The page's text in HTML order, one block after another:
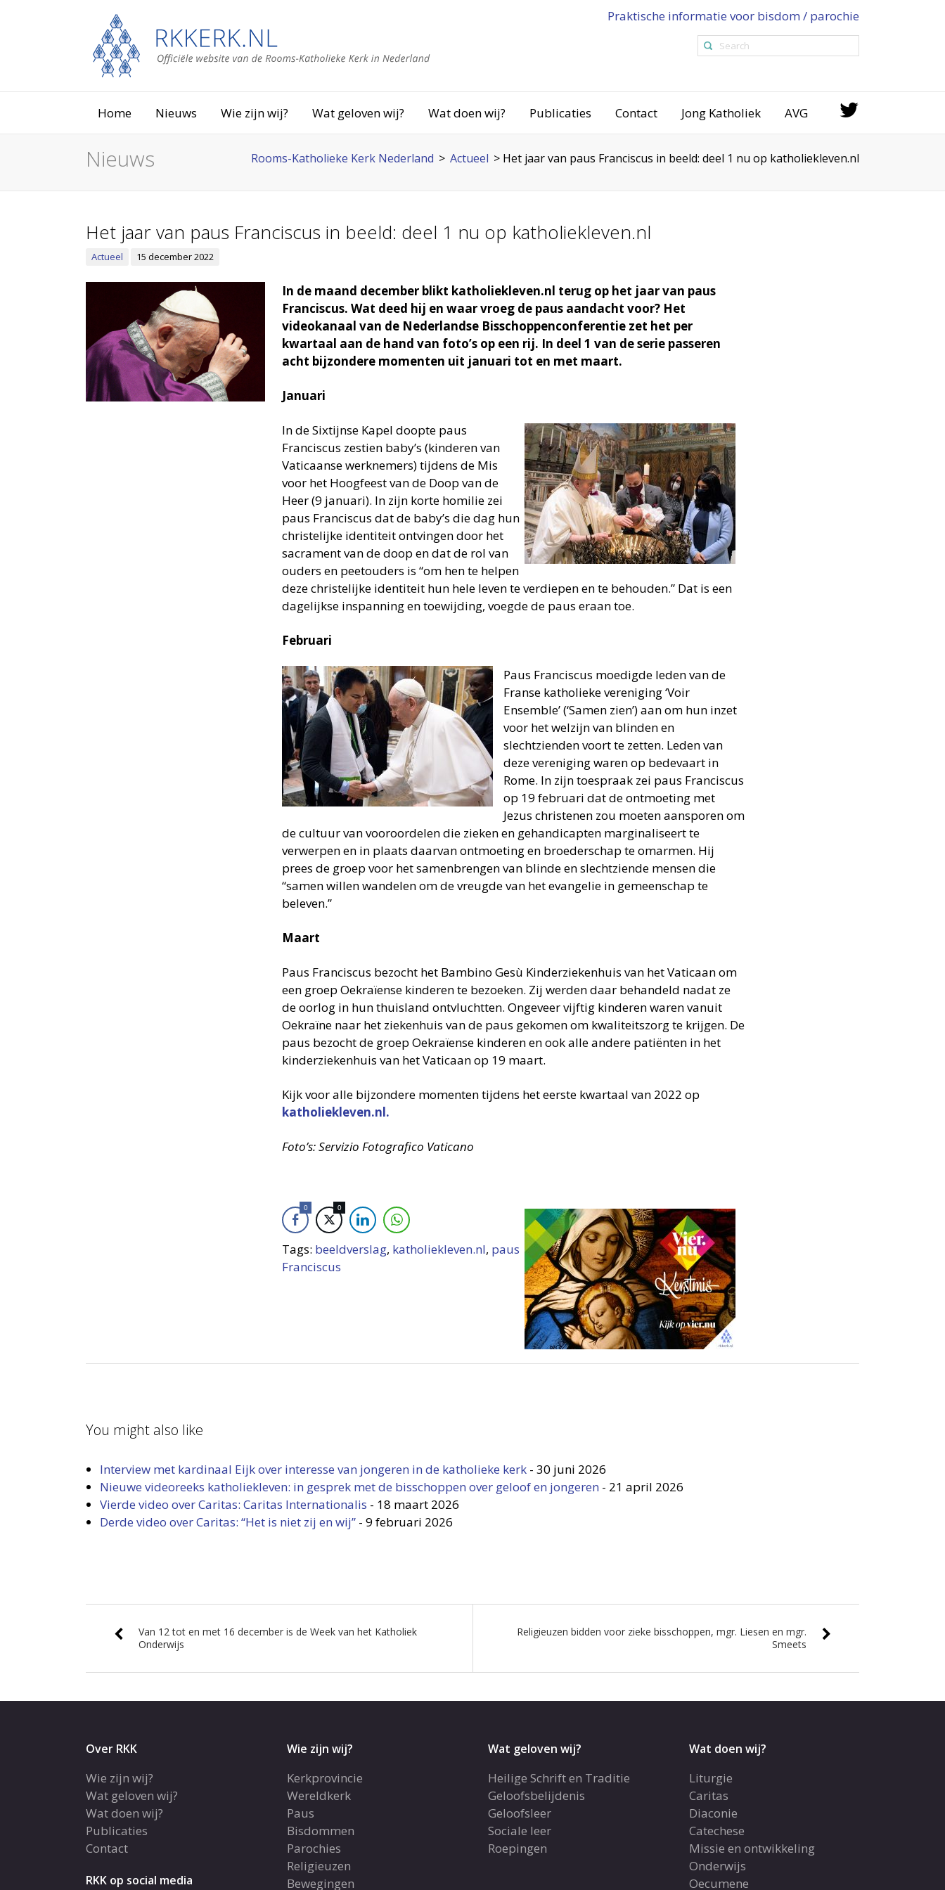
Praktische informatie voor bisdom / parochie
Home Nieuws Wie zijn wij? Wat geloven wij? Wat doen wij? Publicaties Contact Jong Katholiek AVG
Nieuws Rooms-Katholieke Kerk Nederland > Actueel > Het jaar van paus Franciscus in beeld: deel 1 nu op katholiekleven.nl
Het jaar van paus Franciscus in beeld: deel 1 nu op katholiekleven.nl
Actueel 15 december 2022
In de maand december blikt katholiekleven.nl terug op het jaar van paus
Franciscus. Wat deed hij en waar vroeg de paus aandacht voor? Het
videokanaal van de Nederlandse Bisschoppenconferentie zet het per
kwartaal aan de hand van foto’s op een rij. In deel 1 van de serie passeren
acht bijzondere momenten uit januari tot en met maart.
Januari
In de Sixtijnse Kapel doopte paus
Franciscus zestien baby’s (kinderen van
Vaticaanse werknemers) tijdens de Mis
voor het Hoogfeest van de Doop van de
Heer (9 januari). In zijn korte homilie zei
paus Franciscus dat de baby’s die dag hun
christelijke identiteit ontvingen door het
sacrament van de doop en dat de rol van
ouders en peetouders is “om hen te helpen
deze christelijke identiteit hun hele leven te verdiepen en te behouden.” Dat is een
dagelijkse inspanning en toewijding, voegde de paus eraan toe.
Februari
Paus Franciscus moedigde leden van de
Franse katholieke vereniging ‘Voir
Ensemble’ (‘Samen zien’) aan om hun inzet
voor het welzijn van blinden en
slechtzienden voort te zetten. Leden van
deze vereniging waren op bedevaart in
Rome. In zijn toespraak zei paus Franciscus
op 19 februari dat de ontmoeting met
Jezus christenen zou moeten aansporen om
de cultuur van vooroordelen die zieken en gehandicapten marginaliseert te
verwerpen en in plaats daarvan ontmoeting en broederschap te omarmen. Hij
prees de groep voor het samenbrengen van blinde en slechtziende mensen die
“samen willen wandelen om de vreugde van het evangelie in gemeenschap te
beleven.”
Maart
Paus Franciscus bezocht het Bambino Gesù Kinderziekenhuis van het Vaticaan om
een groep Oekraïense kinderen te bezoeken. Zij werden daar behandeld nadat ze
de oorlog in hun thuisland ontvluchtten. Ongeveer vijftig kinderen waren vanuit
Oekraïne naar het ziekenhuis van de paus gekomen om kwaliteitszorg te krijgen. De
paus bezocht de groep Oekraïense kinderen en ook alle andere patiënten in het
kinderziekenhuis van het Vaticaan op 19 maart.
Kijk voor alle bijzondere momenten tijdens het eerste kwartaal van 2022 op
katholiekleven.nl.
Foto’s: Servizio Fotografico Vaticano
0 0
Tags: beeldverslag, katholiekleven.nl, paus
Franciscus
You might also like
Interview met kardinaal Eijk over interesse van jongeren in de katholieke kerk - 30 juni 2026
Nieuwe videoreeks katholiekleven: in gesprek met de bisschoppen over geloof en jongeren - 21 april 2026
Vierde video over Caritas: Caritas Internationalis - 18 maart 2026
Derde video over Caritas: “Het is niet zij en wij” - 9 februari 2026
Van 12 tot en met 16 december is de Week van het Katholiek
Onderwijs
Religieuzen bidden voor zieke bisschoppen, mgr. Liesen en mgr.
Smeets
Over RKK
Wie zijn wij?
Wat geloven wij?
Wat doen wij?
Publicaties
Contact
RKK op social media
Wie zijn wij?
Kerkprovincie
Wereldkerk
Paus
Bisdommen
Parochies
Religieuzen
Bewegingen
Wat geloven wij?
Heilige Schrift en Traditie
Geloofsbelijdenis
Geloofsleer
Sociale leer
Roepingen
Wat doen wij?
Liturgie
Caritas
Diaconie
Catechese
Missie en ontwikkeling
Onderwijs
Oecumene